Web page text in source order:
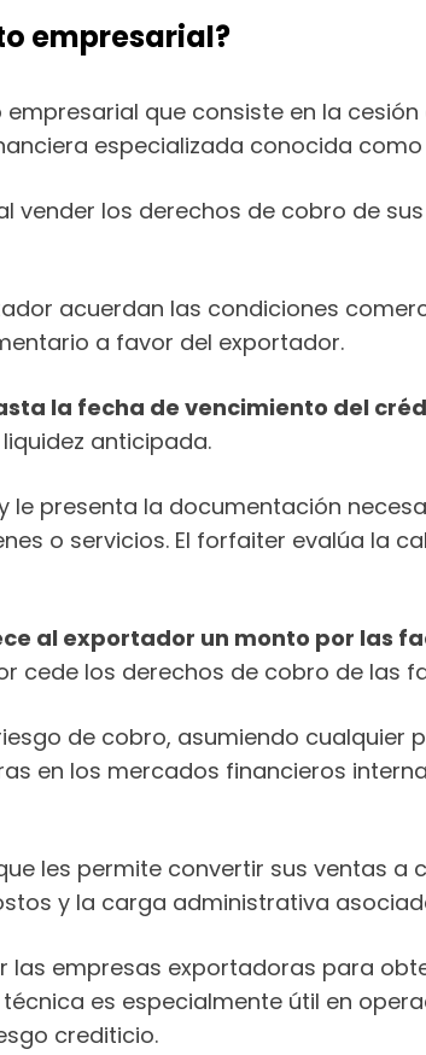
empresarial?
que consiste en la
especializada conocida
vender los derechos de cobro de
acuerdan las condiciones
a favor del exportador.
la fecha de vencimiento del
anticipada.
presenta la documentación
o servicios. El forfaiter evalúa la
al exportador un monto por las
cede los derechos de cobro de las
de cobro, asumiendo cualquier
en los mercados financieros
les permite convertir sus ventas a
y la carga administrativa
empresas exportadoras para
es especialmente útil en
crediticio.